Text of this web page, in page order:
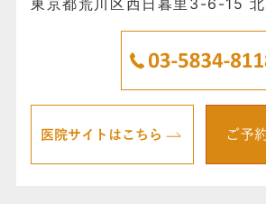
東京都荒川区西日暮里3-6-15 北